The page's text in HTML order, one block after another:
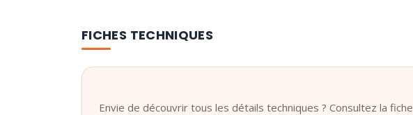
FICHES TECHNIQUES
Envie de découvrir tous les détails techniques ? Consultez la fiche